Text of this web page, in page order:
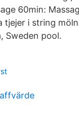
60min:
tjejer i string
Sweden pool.